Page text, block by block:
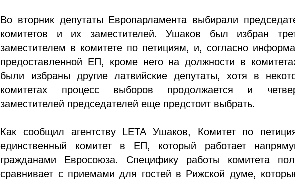
Во вторник депутаты Европарламента выбирали
комитетов и их заместителей. Ушаков был избран
заместителем в комитете по петициям, и, согласно
предоставленной ЕП, кроме него на должности в
были избраны другие латвийские депутаты, хотя в
комитетах процесс выборов продолжается и
заместителей председателей еще предстоит выбрать.
Как сообщил агентству LETA Ушаков, Комитет по
единственный комитет в ЕП, который работает
гражданами Евросоюза. Специфику работы комитета
сравнивает с приемами для гостей в Рижской думе,